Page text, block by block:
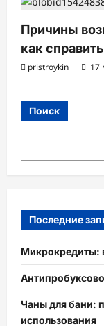
Причины
как
pristroykin_ 17
Поиск
Последние
Микрокредиты:
Чаны для бани:
использования